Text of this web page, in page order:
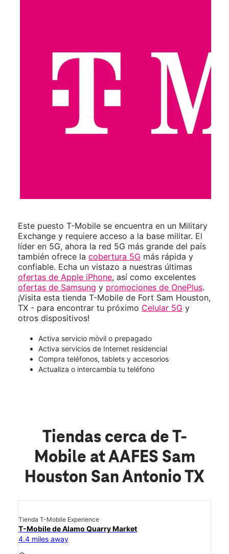
Este puesto T-Mobile se encuentra en un Military
Exchange y requiere acceso a la base militar. El
líder en 5G, ahora la red 5G más grande del país
también ofrece la cobertura 5G más rápida y
confiable. Echa un vistazo a nuestras últimas
ofertas de Apple iPhone, así como excelentes
ofertas de Samsung y promociones de OnePlus.
¡Visita esta tienda T-Mobile de Fort Sam Houston,
TX - para encontrar tu próximo Celular 5G y
otros dispositivos!
Activa servicio móvil o prepagado
Activa servicios de Internet residencial
Compra teléfonos, tablets y accesorios
Actualiza o intercambia tu teléfono
Tiendas cerca de T-
Mobile at AAFES Sam
Houston San Antonio TX
Tienda T-Mobile Experience
T-Mobile de Alamo Quarry Market
4.4 miles away